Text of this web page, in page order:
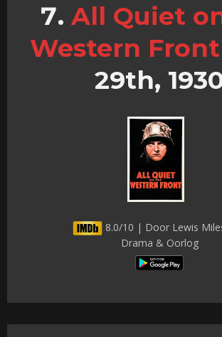
All Quiet
Western Front
29th,
8.0/10 | Door Lewis
Drama & Oorlog